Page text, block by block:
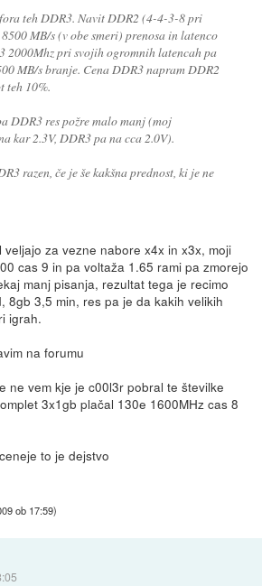
fora teh DDR3. Navit DDR2 (4-4-3-8 pri
MB/s (v obe smeri) prenosa in latenco
2000Mhz pri svojih ogromnih latencah pa
MB/s branje. Cena DDR3 napram DDR2
teh 10%.
DDR3 res požre malo manj (moj
kar 2.3V, DDR3 pa na cca 2.0V).
razen, če je še kakšna prednost, ki je ne
za vezne nabore x4x in x3x, moji
cas 9 in pa voltaža 1.65 rami pa zmorejo
manj pisanja, rezultat tega je recimo
8gb 3,5 min, res pa je da kakih velikih
igrah.
na forumu
ne vem kje je c00l3r pobral te številke
3x1gb plačal 130e 1600MHz cas 8
to je dejstvo
ob 17:59)